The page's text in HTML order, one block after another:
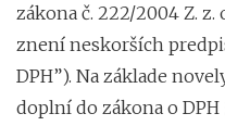
zákona č. 222/2004 Z.
znení neskorších
DPH”). Na základe
doplní do zákona o DPH